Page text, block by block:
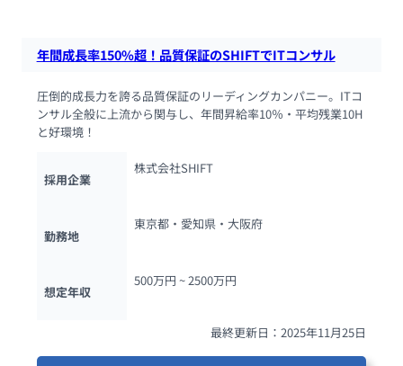
年間成長率150%超！品質保証のSHIFTでITコンサル
圧倒的成長力を誇る品質保証のリーディングカンパニー。ITコ
ンサル全般に上流から関与し、年間昇給率10％・平均残業10H
と好環境！
採用企業
株式会社SHIFT
勤務地
東京都・愛知県・大阪府
想定年収
500万円 ~ 2500万円
最終更新日：2025年11月25日